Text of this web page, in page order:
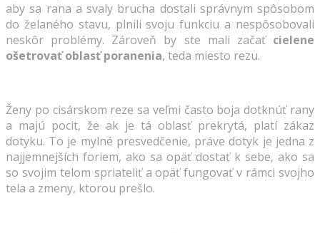
aby sa rana a svaly brucha dostali správnym spôsobom
do želaného stavu, plnili svoju funkciu a nespôsobovali
neskôr problémy. Zároveň by ste mali začať cielene
ošetrovať oblasť poranenia, teda miesto rezu.
Ženy po cisárskom reze sa veľmi často boja dotknúť rany
a majú pocit, že ak je tá oblasť prekrytá, platí zákaz
dotyku. To je mylné presvedčenie, práve dotyk je jedna z
najjemnejších foriem, ako sa opäť dostať k sebe, ako sa
so svojim telom spriateliť a opäť fungovať v rámci svojho
tela a zmeny, ktorou prešlo.